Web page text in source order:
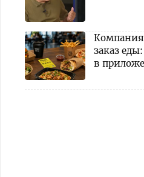
Компания
заказ
в